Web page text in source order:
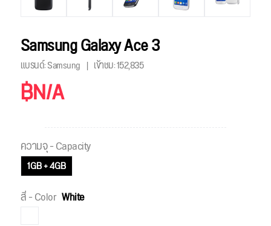
Samsung Galaxy Ace 3
แบรนด์: Samsung เข้าชม:152,835
฿N/A
ความจุ - Capacity
1GB + 4GB
สี - Color White